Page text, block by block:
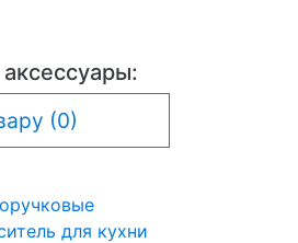
(0)
для кухни